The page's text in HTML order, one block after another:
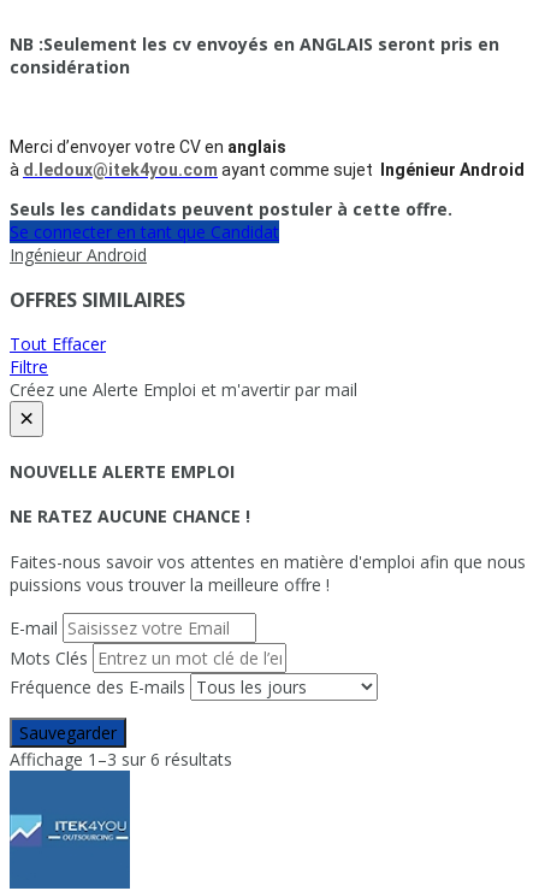
NB :Seulement les cv envoyés en ANGLAIS seront pris en
considération
Merci d’envoyer votre CV en anglais
à d.ledoux@itek4you.com ayant comme sujet Ingénieur Android
Seuls les candidats peuvent postuler à cette offre.
Se connecter en tant que Candidat
Ingénieur Android
OFFRES SIMILAIRES
Tout Effacer
Filtre
Créez une Alerte Emploi et m'avertir par mail
×
NOUVELLE ALERTE EMPLOI
NE RATEZ AUCUNE CHANCE !
Faites-nous savoir vos attentes en matière d'emploi afin que nous
puissions vous trouver la meilleure offre !
E-mail
Mots Clés
Fréquence des E-mails
Sauvegarder
Affichage 1–3 sur 6 résultats